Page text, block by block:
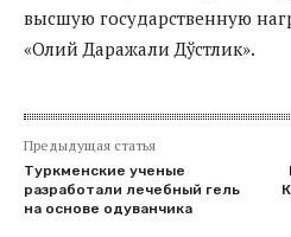
высшую государственную
«Олий Даражали Дўстлик».
Предыдущая статья
Туркменские ученые
разработали лечебный гель
на основе одуванчика